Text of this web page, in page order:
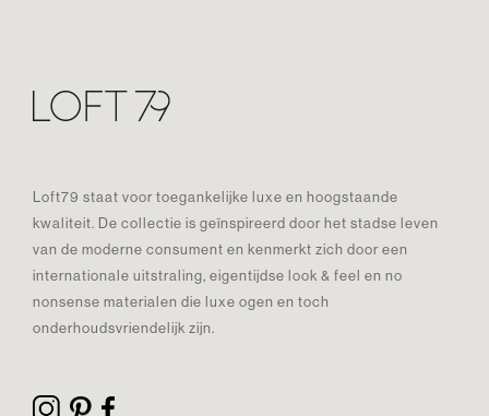
Loft79 staat voor toegankelijke luxe en hoogstaande
kwaliteit. De collectie is geïnspireerd door het stadse leven
van de moderne consument en kenmerkt zich door een
internationale uitstraling, eigentijdse look & feel en no
nonsense materialen die luxe ogen en toch
onderhoudsvriendelijk zijn.